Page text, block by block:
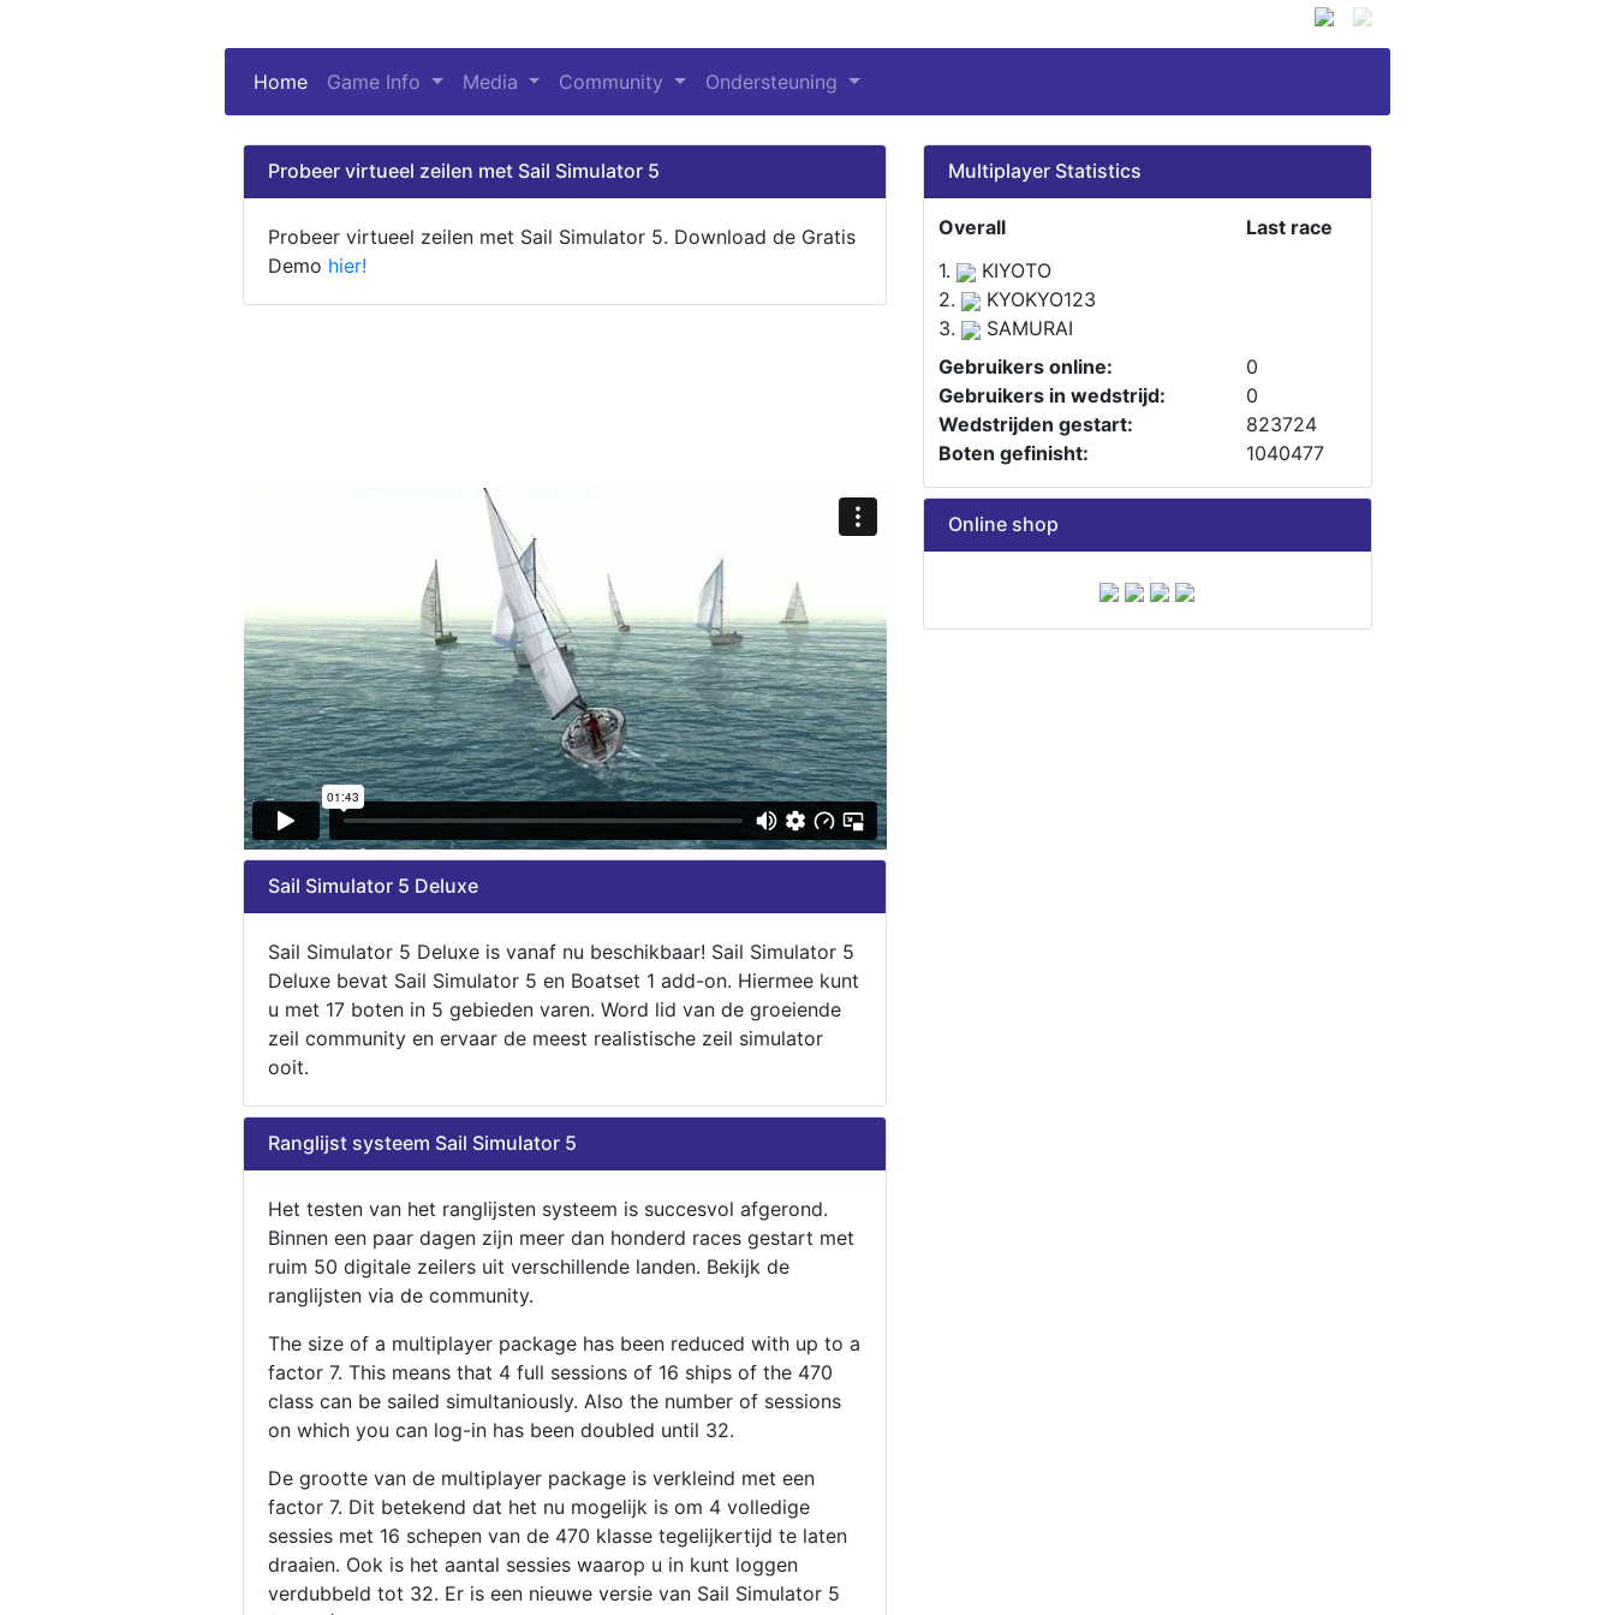
Home (current)
Game Info Media Community Ondersteuning
Probeer virtueel zeilen met Sail Simulator 5
Probeer virtueel zeilen met Sail Simulator 5. Download de Gratis
Demo hier!
Multiplayer Statistics
Overall
Last race
1.
KIYOTO
2.
KYOKYO123
3.
SAMURAI
Gebruikers online:
0
Gebruikers in wedstrijd:
0
Wedstrijden gestart:
823724
Boten gefinisht:
1040477
Sail Simulator 5 Deluxe
Sail Simulator 5 Deluxe is vanaf nu beschikbaar! Sail Simulator 5
Deluxe bevat Sail Simulator 5 en Boatset 1 add-on. Hiermee kunt
u met 17 boten in 5 gebieden varen. Word lid van de groeiende
zeil community en ervaar de meest realistische zeil simulator
ooit.
Ranglijst systeem Sail Simulator 5
Het testen van het ranglijsten systeem is succesvol afgerond.
Binnen een paar dagen zijn meer dan honderd races gestart met
ruim 50 digitale zeilers uit verschillende landen. Bekijk de
ranglijsten via de community.
The size of a multiplayer package has been reduced with up to a
factor 7. This means that 4 full sessions of 16 ships of the 470
class can be sailed simultaniously. Also the number of sessions
on which you can log-in has been doubled until 32.
De grootte van de multiplayer package is verkleind met een
factor 7. Dit betekend dat het nu mogelijk is om 4 volledige
sessies met 16 schepen van de 470 klasse tegelijkertijd te laten
draaien. Ook is het aantal sessies waarop u in kunt loggen
verdubbeld tot 32. Er is een nieuwe versie van Sail Simulator 5
Online shop